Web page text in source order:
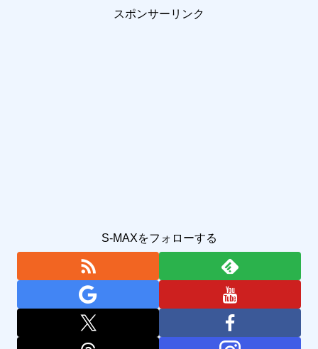
スポンサーリンク
S-MAXをフォローする